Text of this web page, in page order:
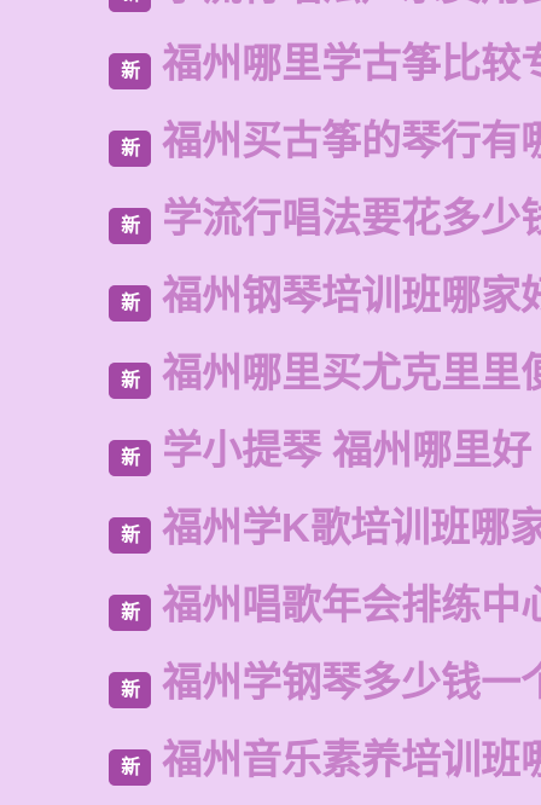
新 福州哪里学古筝比较
新 福州买古筝的琴行有
新 学流行唱法要花多少
新 福州钢琴培训班哪家
新 福州哪里买尤克里里
新 学小提琴 福州哪里好
新 福州学K歌培训班哪
新 福州唱歌年会排练中
新 福州学钢琴多少钱一
新 福州音乐素养培训班